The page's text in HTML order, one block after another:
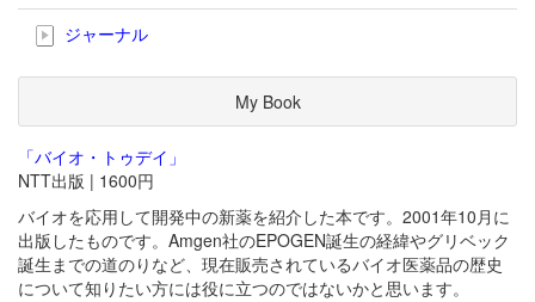
ジャーナル
My Book
「バイオ・トゥデイ」
NTT出版 | 1600円
バイオを応用して開発中の新薬を紹介した本です。2001年10月に
出版したものです。Amgen社のEPOGEN誕生の経緯やグリベック
誕生までの道のりなど、現在販売されているバイオ医薬品の歴史
について知りたい方には役に立つのではないかと思います。